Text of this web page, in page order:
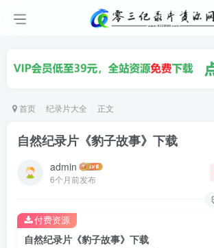
首页 纪录片大全 正文
自然纪录片《豹子故事》下载
admin
6个月前发布
自然纪录片《豹子故事》下载
付费资源